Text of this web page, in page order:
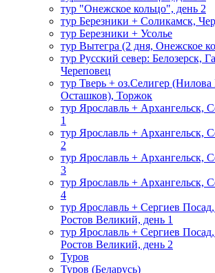
тур "Онежское кольцо", день 2
тур Березники + Соликамск,
тур Березники + Усолье
тур Вытегра (2 дня, Онежское
тур Русский север: Белозерск,
Череповец
тур Тверь + оз.Селигер
Осташков), Торжок
тур Ярославль + Архангельск,
1
тур Ярославль + Архангельск,
2
тур Ярославль + Архангельск,
3
тур Ярославль + Архангельск,
4
тур Ярославль + Сергиев
Ростов Великий, день 1
тур Ярославль + Сергиев
Ростов Великий, день 2
Туров
Туров (Беларусь)